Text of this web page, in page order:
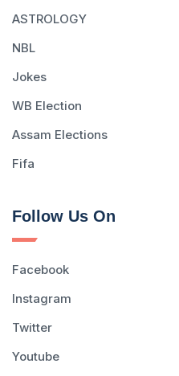
ASTROLOGY
NBL
Jokes
WB Election
Assam Elections
Fifa
Follow Us On
Facebook
Instagram
Twitter
Youtube